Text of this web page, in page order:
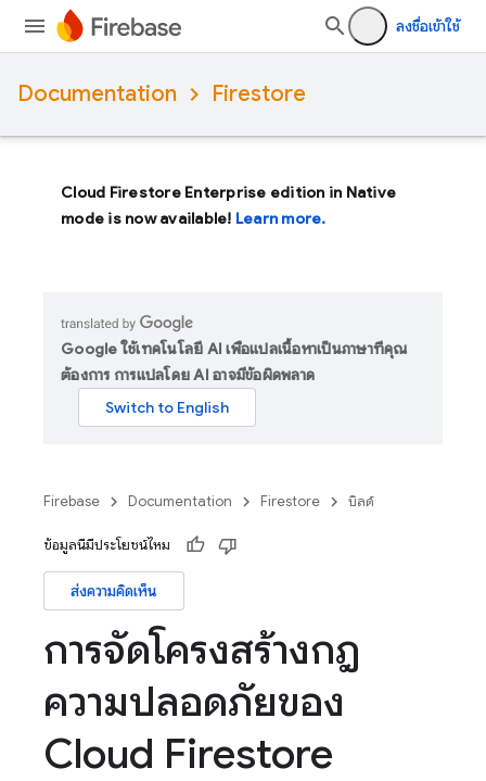
ลงชื่อเข้าใช้
Documentation Firestore
Cloud Firestore Enterprise edition in Native
mode is now available! Learn more.
Google ใช้เทคโนโลยี AI เพื่อแปลเนื้อหาเป็นภาษาที่คุณ
ต้องการ การแปลโดย AI อาจมีข้อผิดพลาด
Firebase Documentation Firestore บิลด์
ข้อมูลนี้มีประโยชน์ไหม
ส่งความคิดเห็น
การจัดโครงสร้างกฎ
ความปลอดภัยของ
Cloud Firestore